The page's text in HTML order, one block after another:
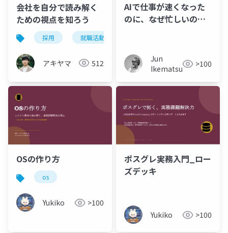
会社を自分で読み解く
ための視点を知ろう
採用 就職活動
アキヤマ 512
AIで仕事が速くなった
のに、なぜ忙しいの
ない
Jun
Ikematsu
>100
OSの作り方
os
Yukiko >100
ポスグレ実務入門_ロー
ズデッキ
Yukiko >100